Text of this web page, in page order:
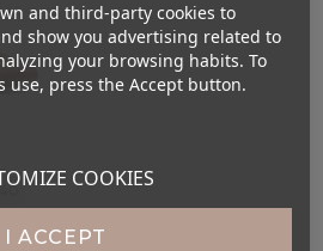
40
and third-party cookies to
show you advertising related to
your browsing habits. To
use, press the Accept button.
COOKIES
I ACCEPT